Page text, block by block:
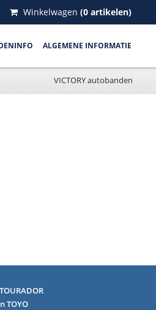
Winkelwagen (0 artikelen)
ALGEMENE INFORMATIE
VICTORY autobanden
TOYO